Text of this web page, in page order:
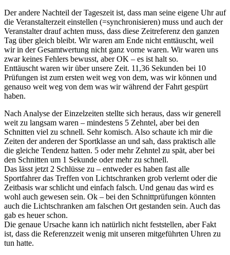
Der andere Nachteil der Tageszeit ist, dass man seine eigene Uhr auf
die Veranstalterzeit einstellen (=synchronisieren) muss und auch der
Veranstalter drauf achten muss, dass diese Zeitreferenz den ganzen
Tag über gleich bleibt. Wir waren am Ende nicht enttäuscht, weil
wir in der Gesamtwertung nicht ganz vorne waren. Wir waren uns
zwar keines Fehlers bewusst, aber OK – es ist halt so.
Enttäuscht waren wir über unsere Zeit. 11,36 Sekunden bei 10
Prüfungen ist zum ersten weit weg von dem, was wir können und
genauso weit weg von dem was wir während der Fahrt gespürt
haben.
Nach Analyse der Einzelzeiten stellte sich heraus, dass wir generell
weit zu langsam waren – mindestens 5 Zehntel, aber bei den
Schnitten viel zu schnell. Sehr komisch. Also schaute ich mir die
Zeiten der anderen der Sportklasse an und sah, dass praktisch alle
die gleiche Tendenz hatten. 5 oder mehr Zehntel zu spät, aber bei
den Schnitten um 1 Sekunde oder mehr zu schnell.
Das lässt jetzt 2 Schlüsse zu – entweder es haben fast alle
Sportfahrer das Treffen von Lichtschranken grob verlernt oder die
Zeitbasis war schlicht und einfach falsch. Und genau das wird es
wohl auch gewesen sein. Ok – bei den Schnittprüfungen könnten
auch die Lichtschranken am falschen Ort gestanden sein. Auch das
gab es heuer schon.
Die genaue Ursache kann ich natürlich nicht feststellen, aber Fakt
ist, dass die Referenzzeit wenig mit unseren mitgeführten Uhren zu
tun hatte.